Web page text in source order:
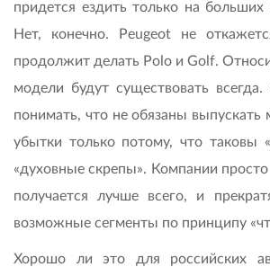
придется ездить только на
Нет, конечно. Peugeot не
продолжит делать Polo и Golf.
модели будут существовать
понимать, что не обязаны
убытки только потому, что таковы
«духовные скрепы». Компании
получается лучше всего, и
возможные сегменты по принципу
Хорошо ли это для российских